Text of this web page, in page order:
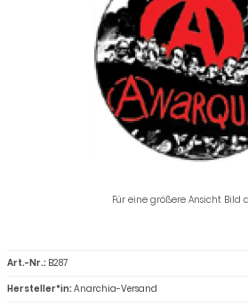
Für eine größere Ansicht Bild
Art.-Nr.: B287
Hersteller*in:Anarchia-Versand